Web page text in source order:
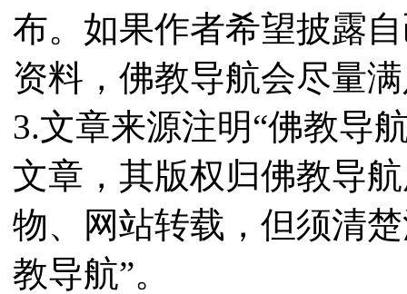
布。如果作者希望披露
资料，佛教导航会尽量
3.文章来源注明“佛教导
文章，其版权归佛教导
物、网站转载，但须清
教导航”。